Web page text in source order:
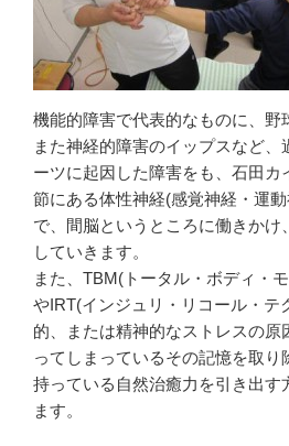
機能的障害で代表的なものに、野
また神経的障害のイップスなど、
ーツに起因した障害をも、石田カ
節にある体性神経(感覚神経・運
で、間脳というところに働きかけ
していきます。
また、TBM(トータル・ボディ・
やIRT(インジュリ・リコール・テ
的、または精神的なストレスの原
ってしまっているその記憶を取り
持っている自然治癒力を引き出す
ます。